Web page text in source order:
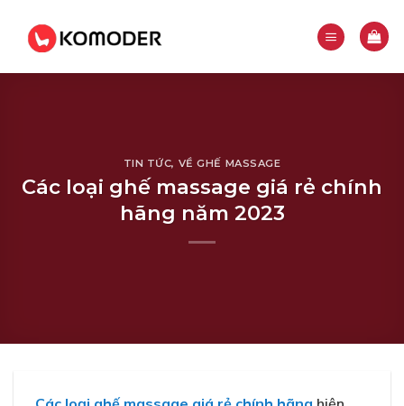
content
TIN TỨC, VỀ GHẾ MASSAGE
Các loại ghế massage giá rẻ chính
hãng năm 2023